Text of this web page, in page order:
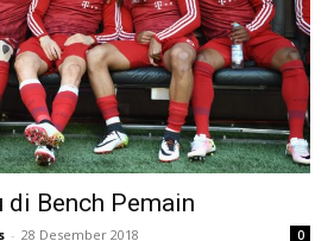
di Bench Pemain
- 28 Desember 2018 0